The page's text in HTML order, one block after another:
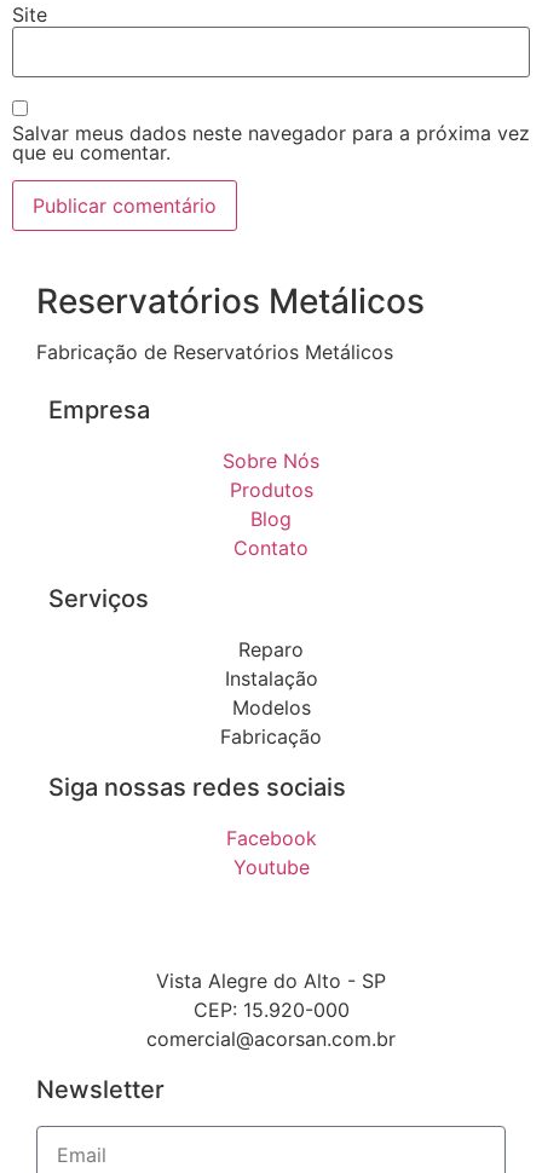
Site
Salvar meus dados neste navegador para a próxima vez
que eu comentar.
Reservatórios Metálicos
Fabricação de Reservatórios Metálicos
Empresa
Sobre Nós
Produtos
Blog
Contato
Serviços
Reparo
Instalação
Modelos
Fabricação
Siga nossas redes sociais
Facebook
Youtube
Vista Alegre do Alto - SP
CEP: 15.920-000
comercial@acorsan.com.br
Newsletter